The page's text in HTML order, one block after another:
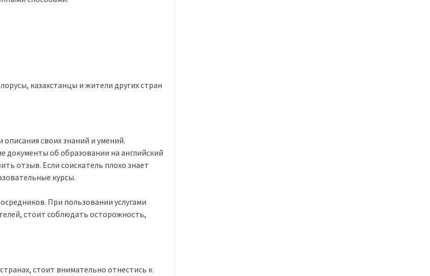
казахстанцы и жители других стран
своих знаний и умений.
документы об образовании на английский
отзыв. Если соискатель плохо знает
курсы.
При пользовании услугами
стоит соблюдать осторожность,
стоит внимательно отнестись к